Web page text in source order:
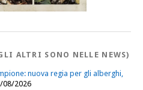
ALTRI SONO NELLE NEWS)
nuova regia per gli alberghi,
08/2026